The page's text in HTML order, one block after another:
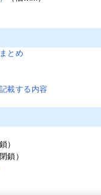
とめ
載する内容
）
鎖）